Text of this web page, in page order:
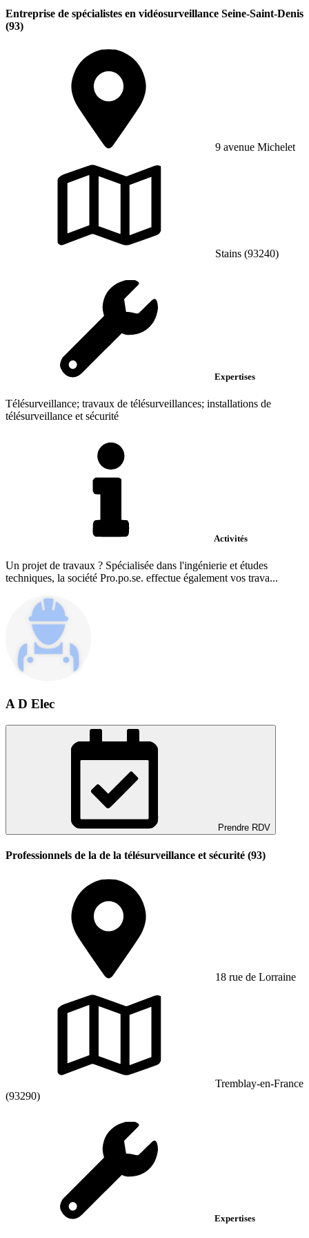
Entreprise de spécialistes en vidéosurveillance Seine-Saint-Denis
(93)
9 avenue Michelet
Stains (93240)
Expertises
Télésurveillance; travaux de télésurveillances; installations de
télésurveillance et sécurité
Activités
Un projet de travaux ? Spécialisée dans l'ingénierie et études
techniques, la société Pro.po.se. effectue également vos trava...
A D Elec
Prendre RDV
Professionnels de la de la télésurveillance et sécurité (93)
18 rue de Lorraine
Tremblay-en-France
(93290)
Expertises